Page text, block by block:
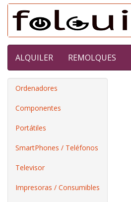
ALQUILER REMOLQUES
Ordenadores
Componentes
Portátiles
SmartPhones / Teléfonos
Televisor
Impresoras / Consumibles